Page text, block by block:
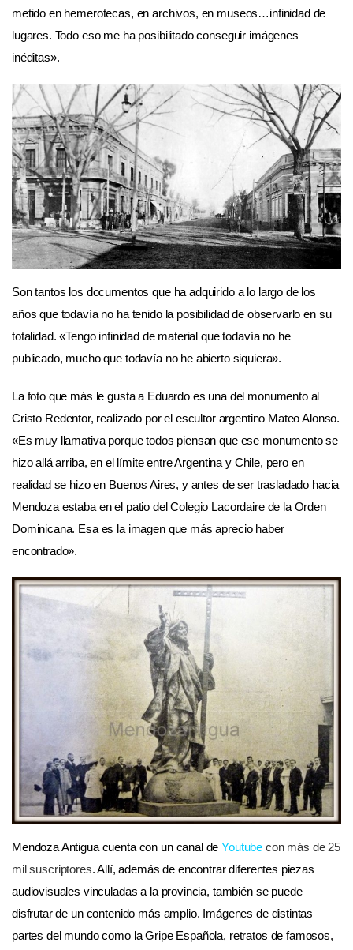
metido en hemerotecas, en archivos, en museos…infinidad de
lugares. Todo eso me ha posibilitado conseguir imágenes
inéditas».
Son tantos los documentos que ha adquirido a lo largo de los
años que todavía no ha tenido la posibilidad de observarlo en su
totalidad. «Tengo infinidad de material que todavía no he
publicado, mucho que todavía no he abierto siquiera».
La foto que más le gusta a Eduardo es una del monumento al
Cristo Redentor, realizado por el escultor argentino Mateo Alonso.
«Es muy llamativa porque todos piensan que ese monumento se
hizo allá arriba, en el límite entre Argentina y Chile, pero en
realidad se hizo en Buenos Aires, y antes de ser trasladado hacia
Mendoza estaba en el patio del Colegio Lacordaire de la Orden
Dominicana. Esa es la imagen que más aprecio haber
encontrado».
Mendoza Antigua cuenta con un canal deYoutube con más de 25
mil suscriptores. Allí, además de encontrar diferentes piezas
audiovisuales vinculadas a la provincia, también se puede
disfrutar de un contenido más amplio. Imágenes de distintas
partes del mundo como la Gripe Española, retratos de famosos,